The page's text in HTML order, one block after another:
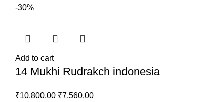
-30%
Add to cart
14 Mukhi Rudrakch indonesia
₹10,800.00 Original
₹7,560.00Current